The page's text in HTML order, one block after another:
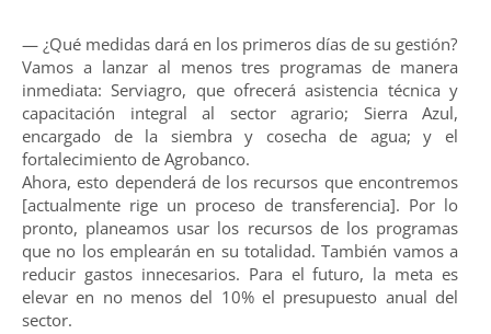
— ¿Qué medidas dará en los primeros días de su gestión?
Vamos a lanzar al menos tres programas de manera
inmediata: Serviagro, que ofrecerá asistencia técnica y
capacitación integral al sector agrario; Sierra Azul,
encargado de la siembra y cosecha de agua; y el
fortalecimiento de Agrobanco.
Ahora, esto dependerá de los recursos que encontremos
[actualmente rige un proceso de transferencia]. Por lo
pronto, planeamos usar los recursos de los programas
que no los emplearán en su totalidad. También vamos a
reducir gastos innecesarios. Para el futuro, la meta es
elevar en no menos del 10% el presupuesto anual del
sector.